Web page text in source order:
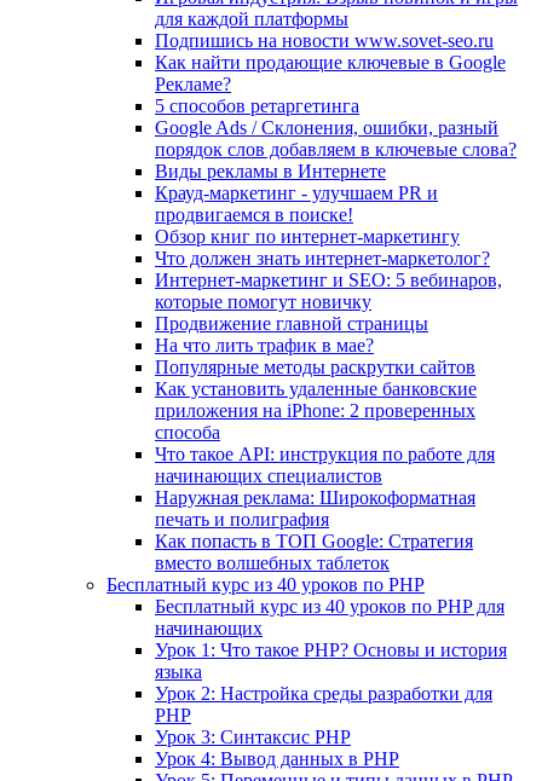
для каждой платформы
Подпишись на новости www.sovet-seo.ru
Как найти продающие ключевые в Google
Рекламе?
5 способов ретаргетинга
Google Ads / Склонения, ошибки, разный
порядок слов добавляем в ключевые слова?
Виды рекламы в Интернете
Крауд-маркетинг - улучшаем PR и
продвигаемся в поиске!
Обзор книг по интернет-маркетингу
Что должен знать интернет-маркетолог?
Интернет-маркетинг и SEO: 5 вебинаров,
которые помогут новичку
Продвижение главной страницы
На что лить трафик в мае?
Популярные методы раскрутки сайтов
Как установить удаленные банковские
приложения на iPhone: 2 проверенных
способа
Что такое API: инструкция по работе для
начинающих специалистов
Наружная реклама: Широкоформатная
печать и полиграфия
Как попасть в ТОП Google: Стратегия
вместо волшебных таблеток
Бесплатный курс из 40 уроков по PHP
Бесплатный курс из 40 уроков по PHP для
начинающих
Урок 1: Что такое PHP? Основы и история
языка
Урок 2: Настройка среды разработки для
PHP
Урок 3: Синтаксис PHP
Урок 4: Вывод данных в PHP